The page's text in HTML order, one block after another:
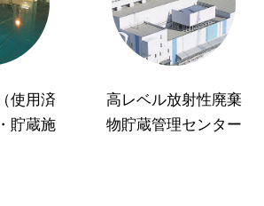
使用済
貯蔵施
高レベル放射性廃棄
物貯蔵管理センター